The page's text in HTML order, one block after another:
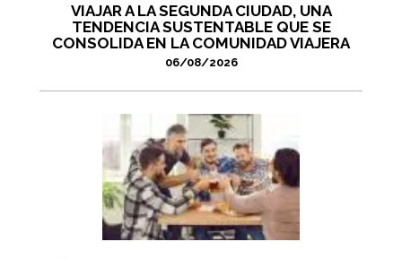
VIAJAR A LA SEGUNDA CIUDAD, UNA
TENDENCIA SUSTENTABLE QUE SE
CONSOLIDA EN LA COMUNIDAD VIAJERA
06/08/2026